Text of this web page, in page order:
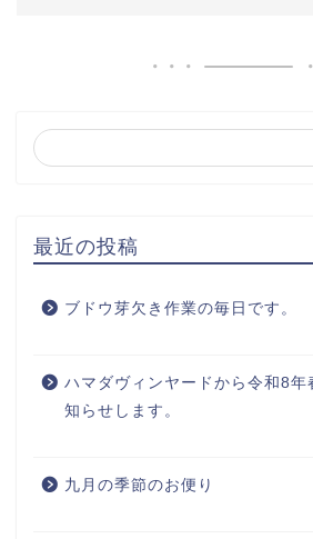
最近の投稿
ブドウ芽欠き作業の毎日です。
ハマダヴィンヤードから令和8年
知らせします。
九月の季節のお便り